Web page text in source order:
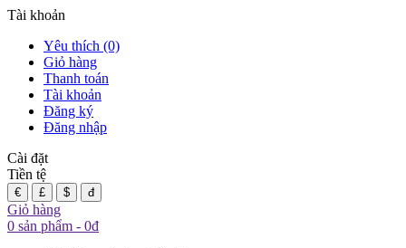
Tài khoản
Yêu thích (0)
Giỏ hàng
Thanh toán
Tài khoản
Đăng ký
Đăng nhập
Cài đặt
Tiền tệ
€ £ $ đ
Giỏ hàng
0 sản phẩm - 0đ